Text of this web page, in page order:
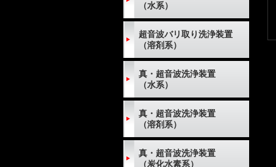
（水系）
超音波バリ取り洗浄装置
（溶剤系）
真・超音波洗浄装置
（水系）
真・超音波洗浄装置
（溶剤系）
真・超音波洗浄装置
（炭化水素系）